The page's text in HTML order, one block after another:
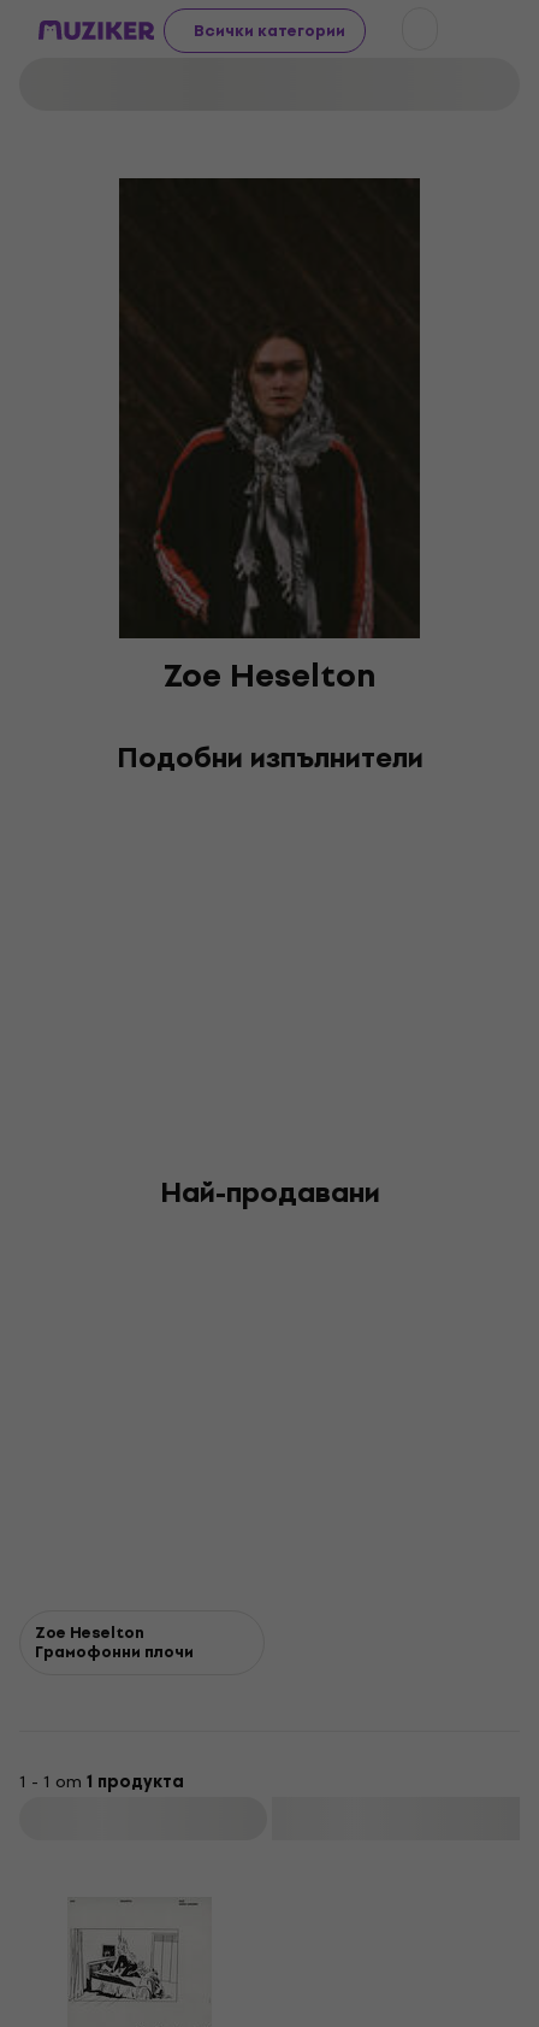
Всички категории
Zoe Heselton
Подобни изпълнители
Най-продавани
Zoe Heselton
Грамофонни плочи
1 - 1 от 1 продукта